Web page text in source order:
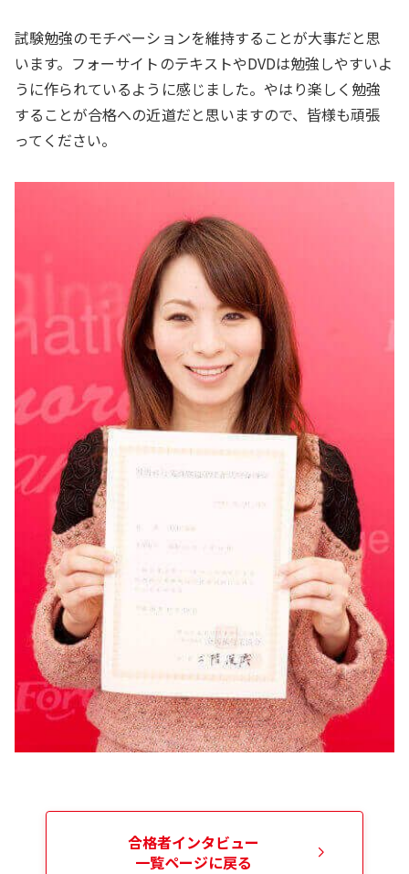
試験勉強のモチベーションを維持することが大事だと思
います。フォーサイトのテキストやDVDは勉強しやすいよ
うに作られているように感じました。やはり楽しく勉強
することが合格への近道だと思いますので、皆様も頑張
ってください。
合格者インタビュー
一覧ページに戻る